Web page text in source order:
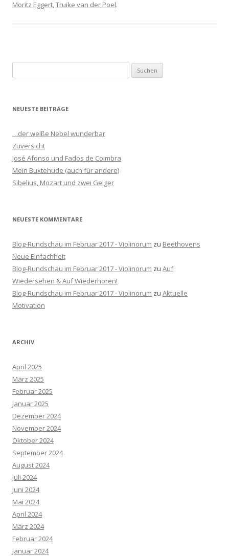
Moritz Eggert,Truike van der Poel.
u
h
n
a
c
h
NEUESTE BEITRÄGE
…der weiße Nebel wunderbar
Zuversicht
José Afonso und Fados de Coimbra
Mein Buxtehude (auch für andere)
Sibelius, Mozart und zwei Geiger
NEUESTE KOMMENTARE
Blog-Rundschau im Februar 2017 - Violinorum zu Beethovens
Neue Einfachheit
Blog-Rundschau im Februar 2017 - Violinorum zu Auf
Wiedersehen & Auf Wiederhören!
Blog-Rundschau im Februar 2017 - Violinorum zu Aktuelle
Motivation
ARCHIV
April 2025
März 2025
Februar 2025
Januar 2025
Dezember 2024
November 2024
Oktober 2024
September 2024
August 2024
Juli 2024
Juni 2024
Mai 2024
April 2024
März 2024
Februar 2024
Januar 2024